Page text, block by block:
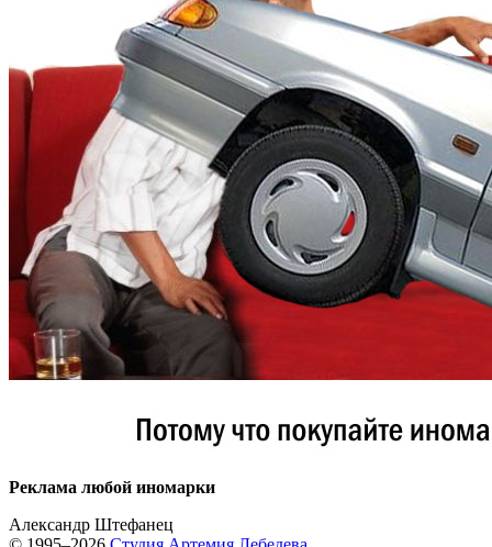
Реклама любой иномарки
Александр Штефанец